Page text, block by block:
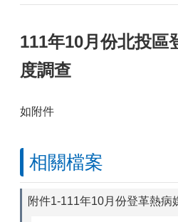
111年10月份北投區
度調查
如附件
相關檔案
附件1-111年10月份登革熱病